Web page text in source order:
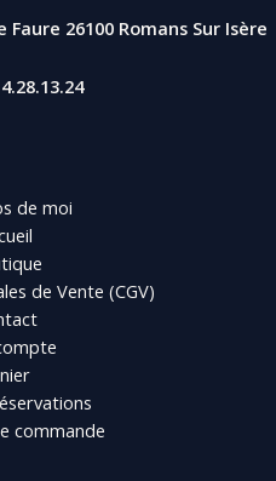
26100 Romans Sur Isère
de moi
de Vente (CGV)
commande